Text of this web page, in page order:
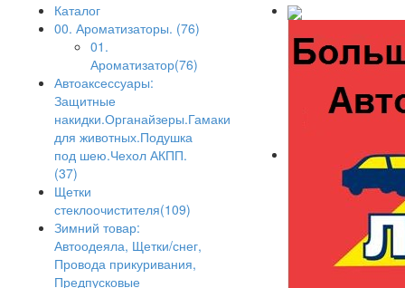
Каталог
00. Ароматизаторы. (76)
01.
Ароматизатор(76)
Автоаксессуары:
Защитные
накидки.Органайзеры.Гамаки
для животных.Подушка
под шею.Чехол АКПП.
(37)
Щетки
стеклоочистителя(109)
Зимний товар:
Автоодеяла, Щетки/снег,
Провода прикуривания,
Предпусковые